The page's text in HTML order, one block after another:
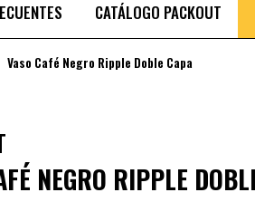
CATÁLOGO PACKOUT
Vaso Café Negro Ripple Doble Capa
NEGRO RIPPLE